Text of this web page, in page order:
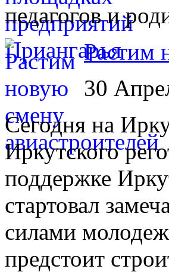
педагогов и
Растим
30
Сегодня на
Иркутского
поддержке
стартовал
силами
предстоит